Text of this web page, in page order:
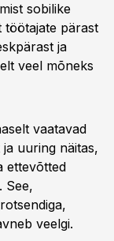
sobilike
pärast
ja
veel mõneks
vaatavad
uuring näitas,
ettevõtted
See,
veelgi.